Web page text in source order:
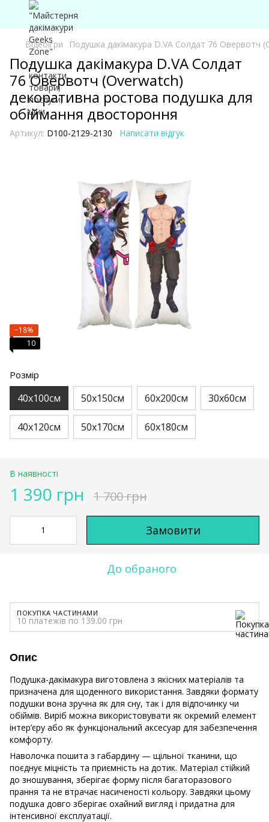
Відеоігри Подушка дакімакура D.VA Солдат 76 Овервотч
Подушка дакімакура D.VA Солдат
76 Овервотч (Overwatch)
декоративна ростова подушка для
обіймання двостороння
Артикул: D100-2129-2130 Написати відгук
−18%
10
Розмір
40х100см 50х150см 60х200см 30х60см
40х120см 50х170см 60х180см
В наявності
1 390 грн 1 700 грн
Замовити
До обраного
ПОКУПКА ЧАСТИНАМИ
10 платежів по 139.00 грн
Опис
Подушка-дакімакура виготовлена з якісних матеріалів та
призначена для щоденного використання. Завдяки формату
подушки вона зручна як для сну, так і для відпочинку чи
обіймів. Виріб можна використовувати як окремий елемент
інтер’єру або як функціональний аксесуар для забезпечення
комфорту.
Наволочка пошита з габардину — щільної тканини, що
поєднує міцність та приємність на дотик. Матеріал стійкий
до зношування, зберігає форму після багаторазового
прання та не втрачає насиченості кольору. Завдяки цьому
подушка довго зберігає охайний вигляд і придатна для
інтенсивної експлуатації.